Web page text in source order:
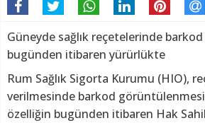
Güneyde sağlık reçetelerinde barkod
bugünden itibaren yürürlükte
Rum Sağlık Sigorta Kurumu (HIO),
verilmesinde barkod
özelliğin bugünden itibaren Hak